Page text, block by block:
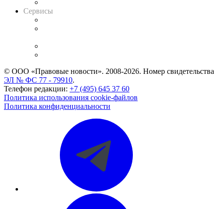
Сервисы
© ООО «Правовые новости». 2008-2026. Номер свидетельства
ЭЛ № ФС 77 - 79910.
Телефон редакции: +7 (495) 645 37 60
Политика использования cookie-файлов
Политика конфиденциальности